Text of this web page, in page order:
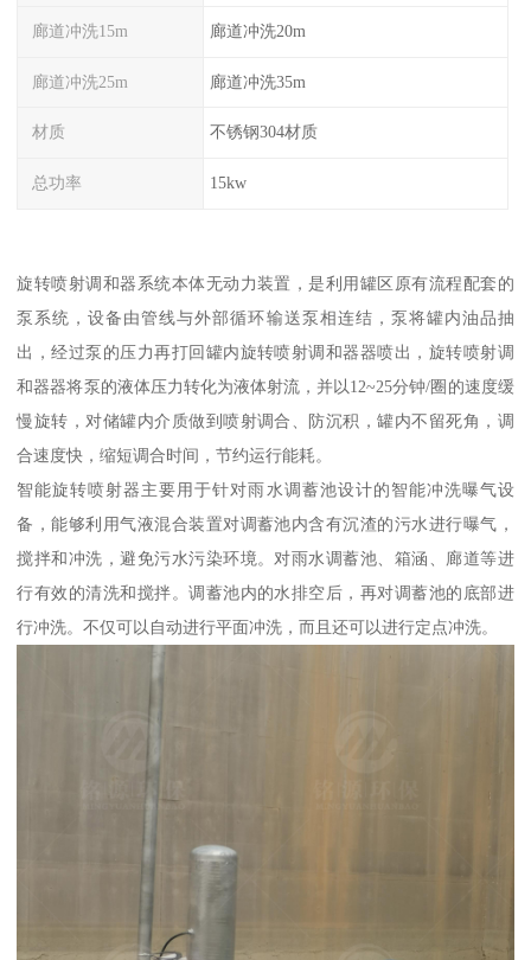
廊道冲洗15m 廊道冲洗20m
廊道冲洗25m 廊道冲洗35m
材质 不锈钢304材质
总功率 15kw
旋转喷射调和器系统本体无动力装置，是利用罐区原有流程配套的
泵系统，设备由管线与外部循环输送泵相连结，泵将罐内油品抽
出，经过泵的压力再打回罐内旋转喷射调和器器喷出，旋转喷射调
和器器将泵的液体压力转化为液体射流，并以12~25分钟/圈的速度缓
慢旋转，对储罐内介质做到喷射调合、防沉积，罐内不留死角，调
合速度快，缩短调合时间，节约运行能耗。
智能旋转喷射器主要用于针对雨水调蓄池设计的智能冲洗曝气设
备，能够利用气液混合装置对调蓄池内含有沉渣的污水进行曝气，
搅拌和冲洗，避免污水污染环境。对雨水调蓄池、箱涵、廊道等进
行有效的清洗和搅拌。调蓄池内的水排空后，再对调蓄池的底部进
行冲洗。不仅可以自动进行平面冲洗，而且还可以进行定点冲洗。